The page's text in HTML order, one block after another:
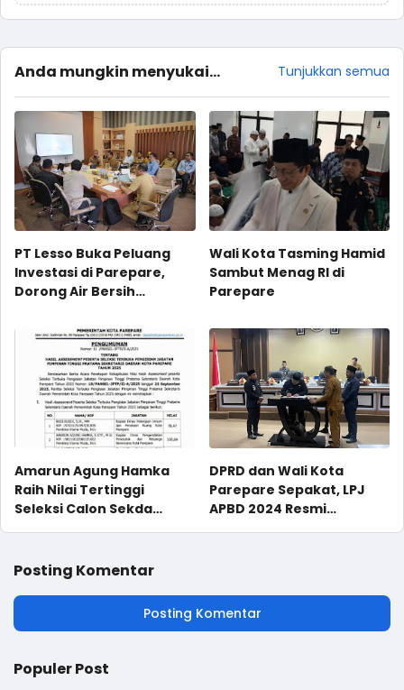
Anda mungkin menyukai
postingan ini
Tunjukkan semua
PT Lesso Buka Peluang
Investasi di Parepare,
Dorong Air Bersih
Wali Kota Tasming Hamid
Sambut Menag RI di
Parepare
Amarun Agung Hamka
Raih Nilai Tertinggi
Seleksi Calon Sekda
Parepare 2025
DPRD dan Wali Kota
Parepare Sepakat, LPJ
APBD 2024 Resmi
Disahkan Jadi Perda
Posting Komentar
Posting Komentar
Populer Post